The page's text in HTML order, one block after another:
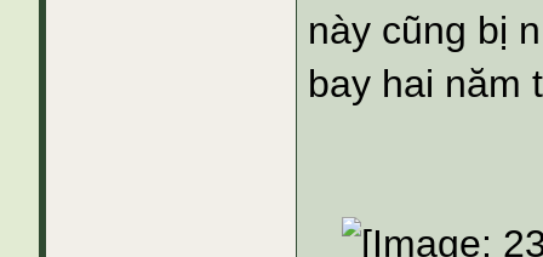
này cũng bị
bay hai năm